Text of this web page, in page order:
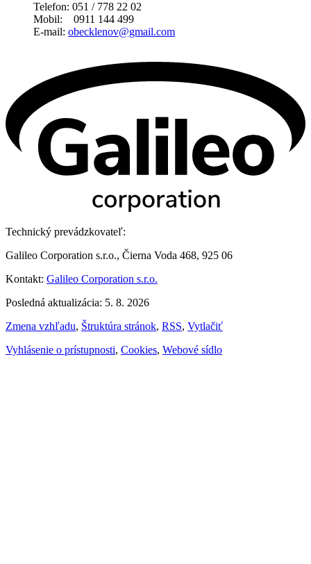
Telefon: 051 / 778 22 02
Mobil: 0911 144 499
E-mail: obecklenov@gmail.com
Technický prevádzkovateľ:
Galileo Corporation s.r.o., Čierna Voda 468, 925 06
Kontakt: Galileo Corporation s.r.o.
Posledná aktualizácia: 5. 8. 2026
Zmena vzhľadu, Štruktúra stránok, RSS, Vytlačiť
Vyhlásenie o prístupnosti, Cookies, Webové sídlo